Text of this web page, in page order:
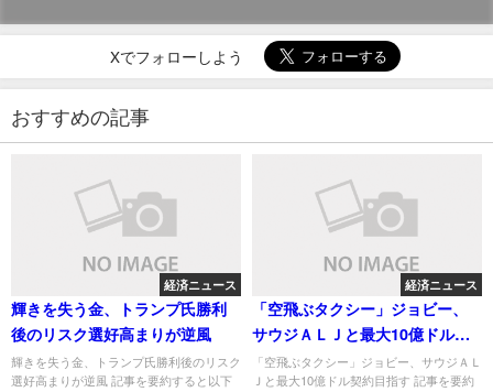
Xでフォローしよう
おすすめの記事
経済ニュース
輝きを失う金、トランプ氏勝利
後のリスク選好高まりが逆風
輝きを失う金、トランプ氏勝利後のリスク
選好高まりが逆風 記事を要約すると以下
経済ニュース
「空飛ぶタクシー」ジョビー、
サウジＡＬＪと最大10億ドル契
約目指す
「空飛ぶタクシー」ジョビー、サウジＡＬ
Ｊと最大10億ドル契約目指す 記事を要約